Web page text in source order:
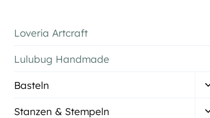
Loveria Artcraft
Lulubug Handmade
Basteln
Stanzen & Stempeln